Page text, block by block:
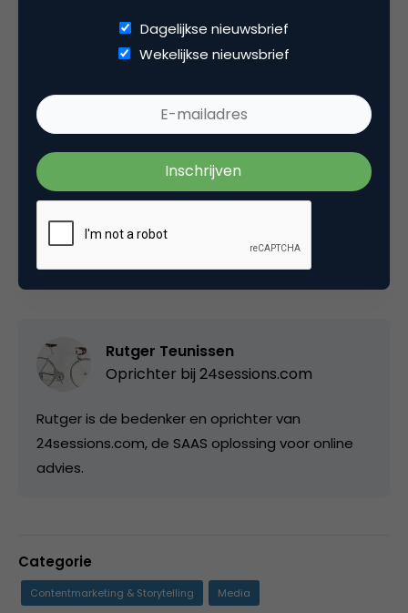
(commerciële) vorm. Fans leveren dus ook nog
eens meer op…
Met dank aan mijn collega Guido Cramer en
natuurlijk Sinterklaas!
Deel dit artikel
Rutger Teunissen
Oprichter bij 24sessions.com
Rutger is de bedenker en oprichter van
24sessions.com, de SAAS oplossing voor online
advies.
Categorie
Contentmarketing & Storytelling Media
Dagelijkse nieuwsbrief
Wekelijkse nieuwsbrief